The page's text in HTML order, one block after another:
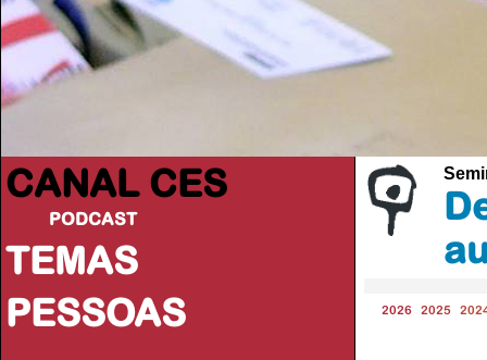
CANAL CES
PODCAST
TEMAS
PESSOAS
2026 2025